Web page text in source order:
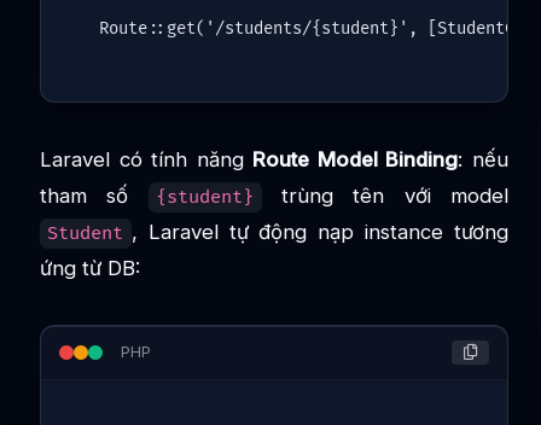
Route :: get( '/students/{student}' , [
Laravel có tính năng Route Model Binding: nếu
tham số
{student} trùng tên với model
Student , Laravel tự động nạp instance tương
ứng từ DB:
PHP